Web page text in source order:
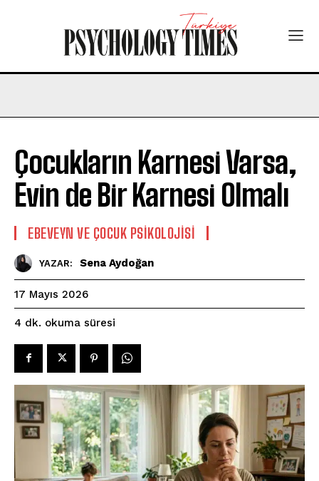
Çocukların Karnesi Varsa,
Evin de Bir Karnesi Olmalı
EBEVEYN VE ÇOCUK PSIKOLOJISI
YAZAR: Sena Aydoğan
17 Mayıs 2026
4 dk. okuma süresi